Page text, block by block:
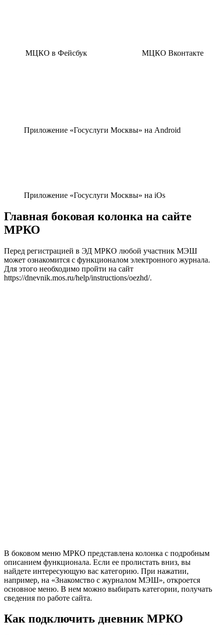
МЦКО в Фейсбук МЦКО Вконтакте
Приложение «Госуслуги Москвы» на Android
Приложение «Госуслуги Москвы» на iOs
Главная боковая колонка на сайте
МРКО
Перед регистрацией в ЭД МРКО любой участник МЭШ
может ознакомится с функционалом электронного журнала.
Для этого необходимо пройти на сайт
https://dnevnik.mos.ru/help/instructions/oezhd/.
В боковом меню МРКО представлена колонка с подробным
описанием функционала. Если ее пролистать вниз, вы
найдете интересующую вас категорию. При нажатии,
например, на «Знакомство с журналом МЭШ», откроется
основное меню. В нем можно выбирать категории, получать
сведения по работе сайта.
Как подключить дневник МРКО